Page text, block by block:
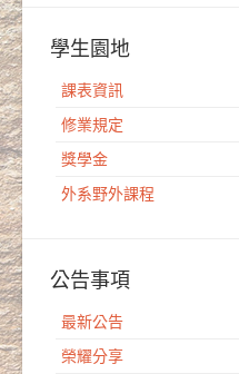
學生園地
課表資訊
修業規定
獎學金
外系野外課程
公告事項
最新公告
榮耀分享